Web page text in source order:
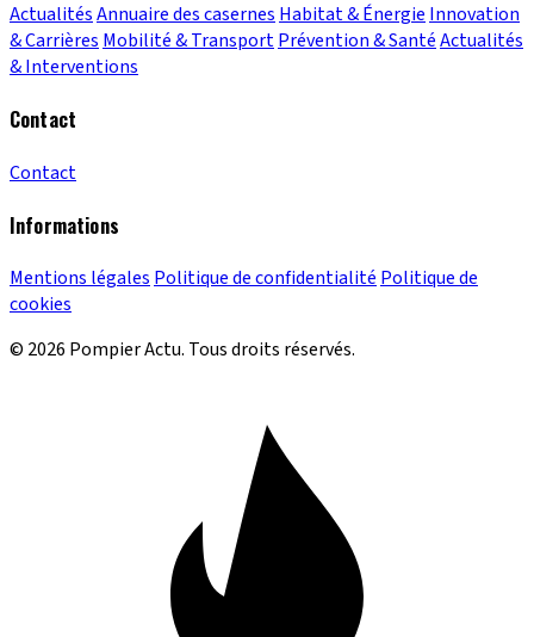
ActualitésAnnuaire des casernes Habitat & Énergie Innovation
& Carrières Mobilité & TransportPrévention & SantéActualités
& Interventions
Contact
Contact
Informations
Mentions légales Politique de confidentialité Politique de
cookies
© 2026 Pompier Actu. Tous droits réservés.